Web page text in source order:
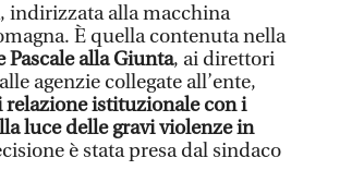
indirizzata alla macchina
È quella contenuta nella
alla Giunta, ai direttori
agenzie collegate all’ente,
istituzionale con i
luce delle gravi violenze in
è stata presa dal sindaco